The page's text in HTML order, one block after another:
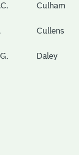
Culham
Cullens
Daley